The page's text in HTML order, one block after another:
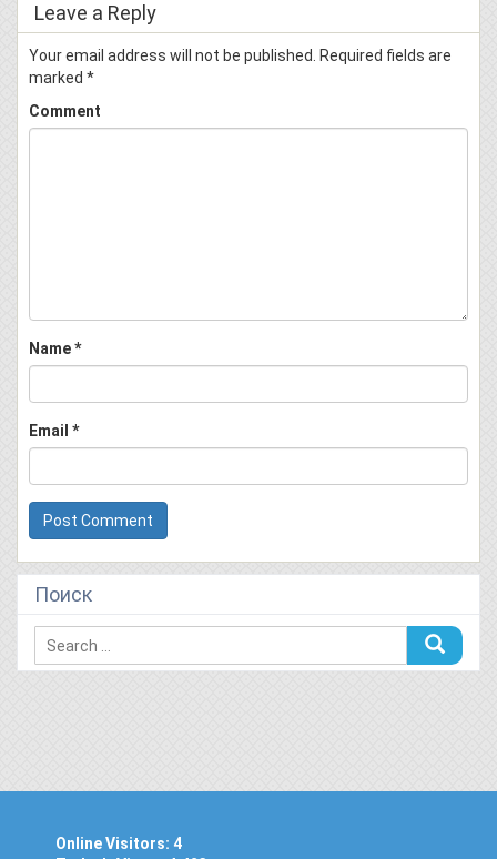
Leave a Reply
Your email address will not be published. Required fields are
marked *
Comment
Name*
Email *
Поиск
Online Visitors: 4